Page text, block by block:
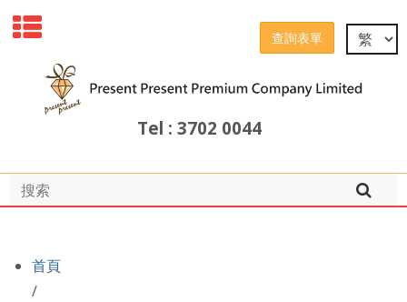
查詢表單
Tel : 3702 0044
首頁
/